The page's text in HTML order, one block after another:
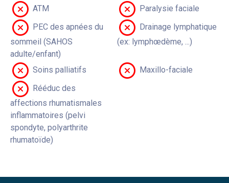
ATM
Paralysie faciale
PEC des apnées du
sommeil (SAHOS
adulte/enfant)
Drainage lymphatique
(ex: lymphœdème, ...)
Soins palliatifs
Maxillo-faciale
Rééduc des
affections rhumatismales
inflammatoires (pelvi
spondyte, polyarthrite
rhumatoïde)